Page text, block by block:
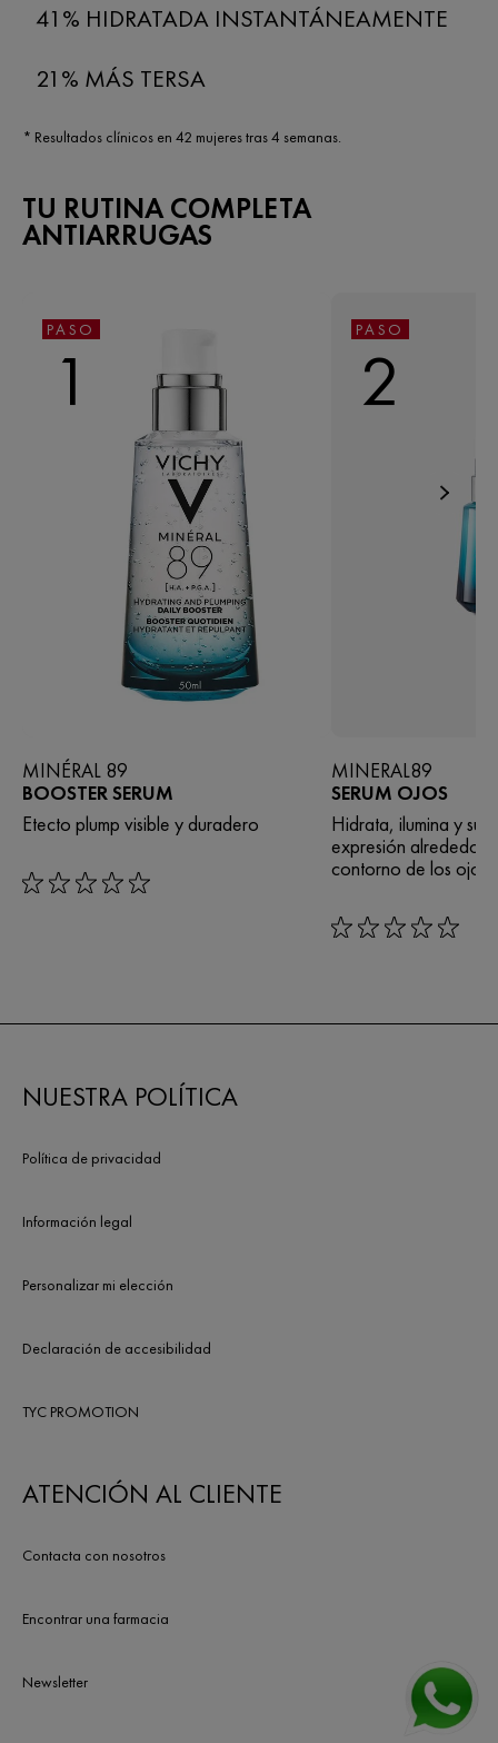
41% HIDRATADA INSTANTÁNEAMENTE
21% MÁS TERSA
* Resultados clínicos en 42 mujeres tras 4 semanas.
TU RUTINA COMPLETA
ANTIARRUGAS
PASO
1
MINÉRAL 89
BOOSTER SERUM
Etecto plump visible y duradero
rating: 0 out of 5
PASO
2
MINERAL89
SERUM OJOS
Hidrata, ilumina y
expresión alrededor
contorno de los ojos.
rating: 0 out of 5
NUESTRA POLÍTICA
Política de privacidad
Información legal
Personalizar mi elección
Declaración de accesibilidad
TYC PROMOTION
ATENCIÓN AL CLIENTE
Contacta con nosotros
Encontrar una farmacia
Newsletter